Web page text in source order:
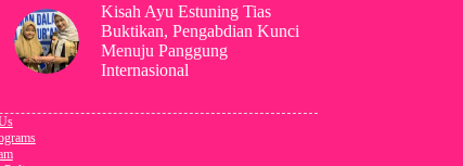
Kisah Ayu Estuning Tias
Buktikan, Pengabdian Kunci
Menuju Panggung
Internasional